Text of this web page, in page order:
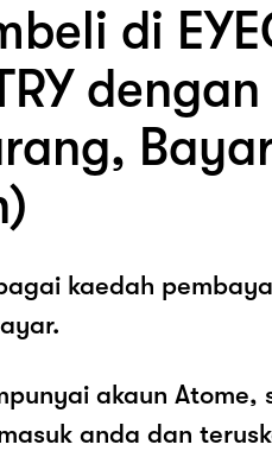
di
kaedah
akaun Atome,
anda dan